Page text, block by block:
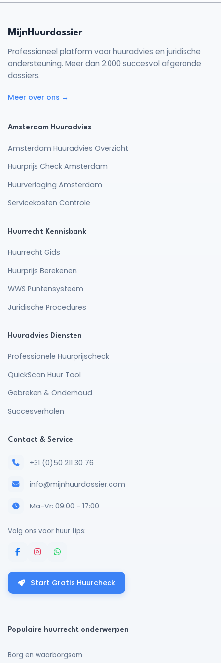
MijnHuurdossier
Professioneel platform voor huuradvies en juridische
ondersteuning. Meer dan 2.000 succesvol afgeronde
dossiers.
Meer over ons →
Amsterdam Huuradvies
Amsterdam Huuradvies Overzicht
Huurprijs Check Amsterdam
Huurverlaging Amsterdam
Servicekosten Controle
Huurrecht Kennisbank
Huurrecht Gids
Huurprijs Berekenen
WWS Puntensysteem
Juridische Procedures
Huuradvies Diensten
Professionele Huurprijscheck
QuickScan Huur Tool
Gebreken & Onderhoud
Succesverhalen
Contact & Service
+31 (0)50 211 30 76
info@mijnhuurdossier.com
Ma-Vr: 09:00 - 17:00
Volg ons voor huur tips:
Start Gratis Huurcheck
Populaire huurrecht onderwerpen
Borg en waarborgsom